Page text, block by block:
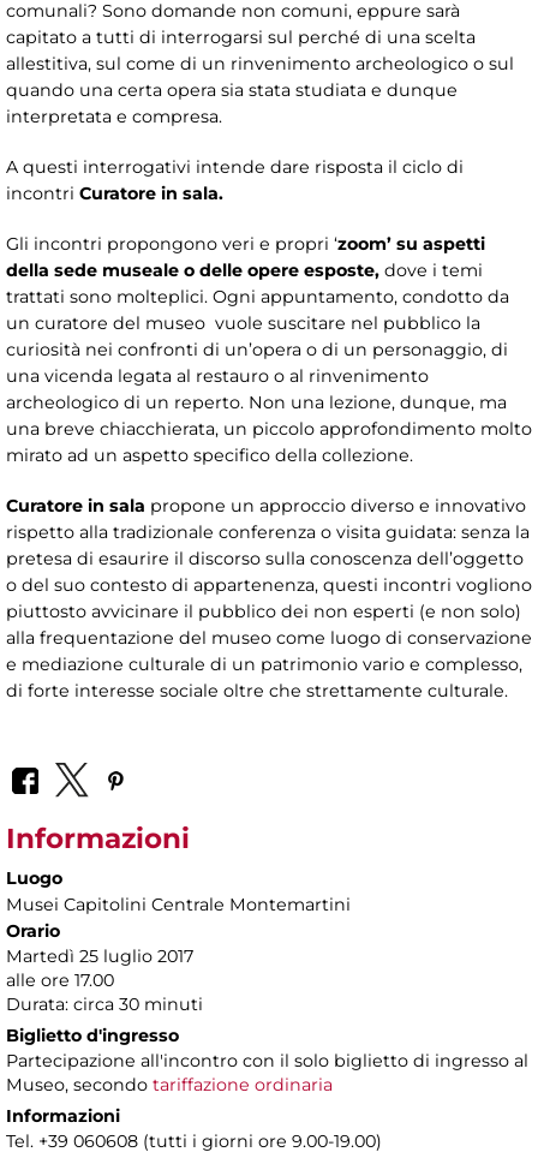
comunali? Sono domande non comuni, eppure sarà
capitato a tutti di interrogarsi sul perché di una scelta
allestitiva, sul come di un rinvenimento archeologico o sul
quando una certa opera sia stata studiata e dunque
interpretata e compresa.
A questi interrogativi intende dare risposta il ciclo di
incontri Curatore in sala.
Gli incontri propongono veri e propri ‘zoom’ su aspetti
della sede museale o delle opere esposte, dove i temi
trattati sono molteplici. Ogni appuntamento, condotto da
un curatore del museo vuole suscitare nel pubblico la
curiosità nei confronti di un’opera o di un personaggio, di
una vicenda legata al restauro o al rinvenimento
archeologico di un reperto. Non una lezione, dunque, ma
una breve chiacchierata, un piccolo approfondimento molto
mirato ad un aspetto specifico della collezione.
Curatore in sala propone un approccio diverso e innovativo
rispetto alla tradizionale conferenza o visita guidata: senza la
pretesa di esaurire il discorso sulla conoscenza dell’oggetto
o del suo contesto di appartenenza, questi incontri vogliono
piuttosto avvicinare il pubblico dei non esperti (e non solo)
alla frequentazione del museo come luogo di conservazione
e mediazione culturale di un patrimonio vario e complesso,
di forte interesse sociale oltre che strettamente culturale.
Informazioni
Luogo
Musei Capitolini Centrale Montemartini
Orario
Martedì 25 luglio 2017
alle ore 17.00
Durata: circa 30 minuti
Biglietto d'ingresso
Partecipazione all'incontro con il solo biglietto di ingresso al
Museo, secondo tariffazione ordinaria
Informazioni
Tel. +39 060608 (tutti i giorni ore 9.00-19.00)